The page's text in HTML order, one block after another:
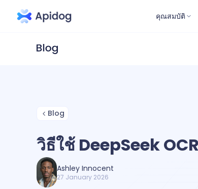
คุณสมบัติ
Blog
วิธีใช้ DeepSeek
Ashley Innocent
27 January 2026